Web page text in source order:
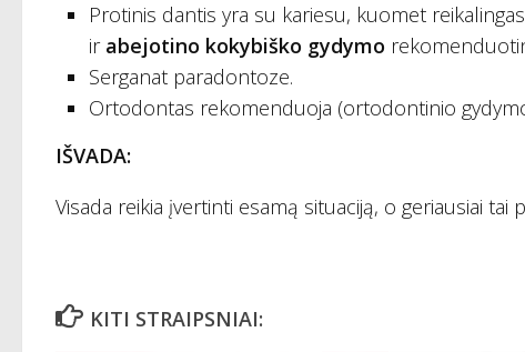
Protinis dantis yra su kariesu, kuomet
ir abejotino kokybiško gydymo
Serganat paradontoze.
Ortodontas rekomenduoja (ortodontinio
IŠVADA:
Visada reikia įvertinti esamą situaciją, o geriausiai
KITI STRAIPSNIAI: